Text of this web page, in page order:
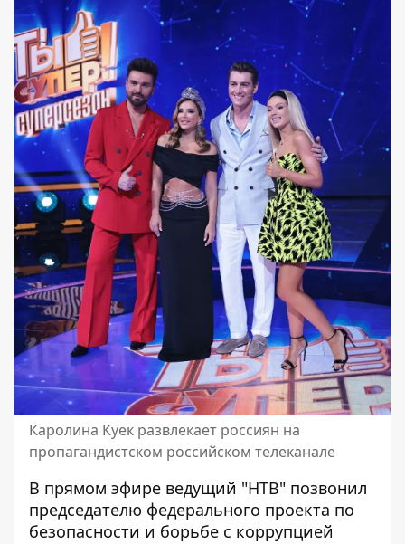
Каролина Куек развлекает россиян на
пропагандистском российском телеканале
В прямом эфире ведущий "НТВ" позвонил
председателю федерального проекта по
безопасности и борьбе с коррупцией